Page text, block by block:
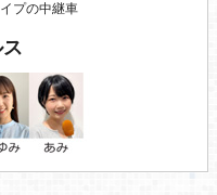
プの中継車